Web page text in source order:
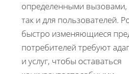
определенными вызовами,
так и для пользователей.
быстро изменяющиеся
потребителей требуют
и услуг, чтобы оставаться